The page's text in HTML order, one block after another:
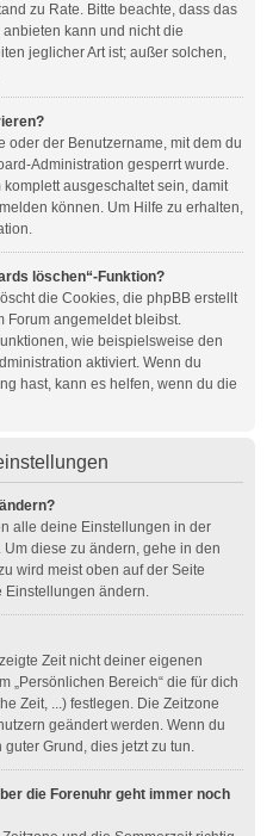
zu Rate. Bitte beachte, dass das
kann und nicht die
jeglicher Art ist; außer solchen,
oder der Benutzername, mit dem du
Administration gesperrt wurde.
ausgeschaltet sein, damit
können. Um Hilfe zu erhalten,
löschen“-Funktion?
die Cookies, die phpBB erstellt
Forum angemeldet bleibst.
wie beispielsweise den
aktiviert. Wenn du
hast, kann es helfen, wenn du die
alle deine Einstellungen in der
diese zu ändern, gehe in den
wird meist oben auf der Seite
Einstellungen ändern.
Zeit nicht deiner eigenen
„Persönlichen Bereich“ die für dich
Zeit, ...) festlegen. Die Zeitzone
geändert werden. Wenn du
Grund, dies jetzt zu tun.
die Forenuhr geht immer noch